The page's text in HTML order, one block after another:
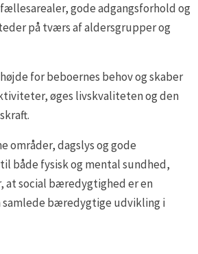
gode adgangsforhold og
på tværs af aldersgrupper og
for beboernes behov og skaber
øges livskvaliteten og den
områder, dagslys og gode
både fysisk og mental sundhed,
at social bæredygtighed er en
bæredygtige udvikling i